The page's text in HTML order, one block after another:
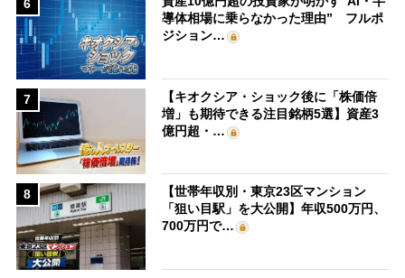
6
導体相場に乗らなかった理由” フルポ
ジション…
7
【キオクシア・ショック後に「株価倍
増」も期待できる注目銘柄5選】資産3
億円超・…
8
【世帯年収別・東京23区マンション
「狙い目駅」を大公開】年収500万円、
700万円で…